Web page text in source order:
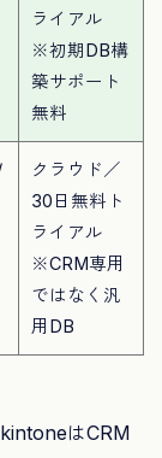
ライアル
※初期DB構
築サポート
無料
クラウド／
30日無料ト
ライアル
※CRM専用
ではなく汎
用DB
はCRM